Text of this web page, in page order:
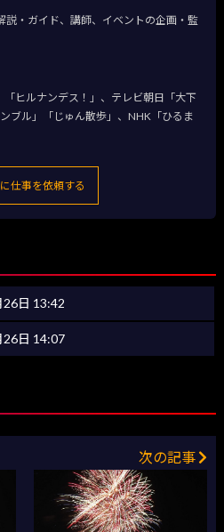
説・ガイド、講師、イベントの企画・監
「ヒルナンデス！」、テレビ朝日「大下
ブル」「じゅん散歩」、NHK「ひるま
仕事を依頼する
日 13:42
26日 14:07
次の記事